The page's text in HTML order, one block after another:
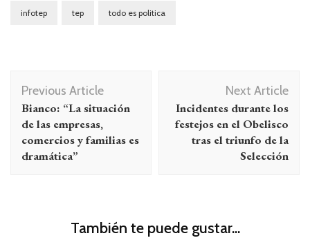
infotep tep todo es politica
Navegación
de
entradas
Previous Article
Bianco: “La situación
de las empresas,
comercios y familias es
dramática”
Next Article
Incidentes durante los
festejos en el Obelisco
tras el triunfo de la
Selección
También te puede gustar...